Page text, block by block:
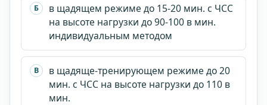
Б
в щадящем режиме до 15-20 мин. с ЧСС
на высоте нагрузки до 90-100 в мин.
индивидуальным методом
В
в щадяще-тренирующем режиме до 20
мин. с ЧСС на высоте нагрузки до 110 в
мин.